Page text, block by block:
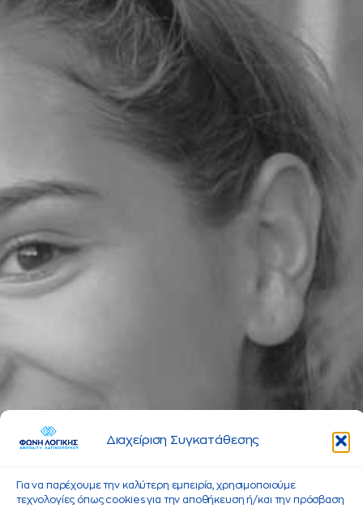
Διαχείριση Συγκατάθεσης
Για να παρέχουμε την καλύτερη εμπειρία, χρησιμοποιούμε
τεχνολογίες όπως cookies για την αποθήκευση ή/και την πρόσβαση